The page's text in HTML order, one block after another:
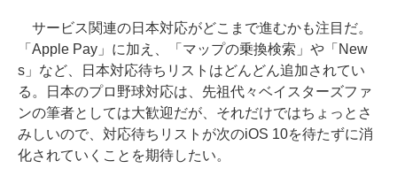
サービス関連の日本対応がどこまで進むかも注目だ。
「Apple Pay」に加え、「マップの乗換検索」や「New
s」など、日本対応待ちリストはどんどん追加されてい
る。日本のプロ野球対応は、先祖代々ベイスターズファ
ンの筆者としては大歓迎だが、それだけではちょっとさ
みしいので、対応待ちリストが次のiOS 10を待たずに消
化されていくことを期待したい。